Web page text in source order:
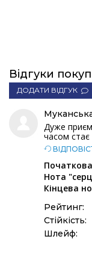
Відгуки
ДОДАТИ ВІДГУК
Дуже
часом
Нота
Кінцева
Рейтинг:
Стійкість:
Шлейф: